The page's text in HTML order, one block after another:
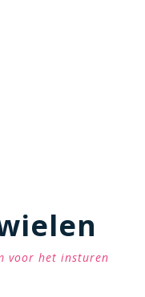
voor het insturen